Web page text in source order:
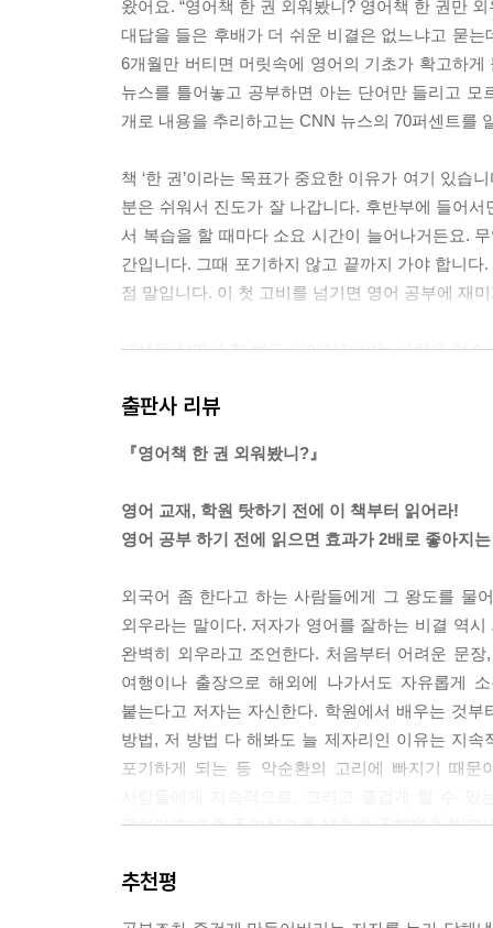
왔어요. “영어책 한 권 외워봤니? 영어책 한 권만
대답을 들은 후배가 더 쉬운 비결은 없느냐고 묻
6개월만 버티면 머릿속에 영어의 기초가 확고하
뉴스를 틀어놓고 공부하면 아는 단어만 들리고
개로 내용을 추리하고는 CNN 뉴스의 70퍼센트를
책 ‘한 권’이라는 목표가 중요한 이유가 여기 있습
분은 쉬워서 진도가 잘 나갑니다. 후반부에 들어
서 복습을 할 때마다 소요 시간이 늘어나거든요.
간입니다. 그때 포기하지 않고 끝까지 가야 합니
점 말입니다. 이 첫 고비를 넘기면 영어 공부에 재
인생을 살면서 한 번도 넘어지지 않는 사람은 없
는 않습니다. 그리고 사실 진짜 창피한 건, 창피당
책 한 권을 외우라고 하면 지레 겁을 먹습니다.
첫술에 배부를 수 없잖아요. 짧은 시간이라도 매일
쉽고 간단하지만, 꾸준히 반복하면 책 한 권을 외
집니다. 그 모든 시작이 ‘고작 한번 해봤을 뿐’인 겁
영어 암송 복습을 할 때, 교재를 보면서 하면 영어
하지만 이는 단기 기억을 인출한 것이지 장기 기
할 수 있어야 제대로 내 것이 됩니다. 나아가서,
래야 유창성 착각을 피할 수 있어요.
암송 공부를 할 땐, 책을 보지 말고 눈을 감고 문장
--- p.91
출판사 리뷰
『영어책 한 권 외워봤니?』
영어 교재, 학원 탓하기 전에 이 책부터 읽어라!
영어 공부 하기 전에 읽으면 효과가 2배로 좋아지
외국어 좀 한다고 하는 사람들에게 그 왕도를 물
외우라는 말이다. 저자가 영어를 잘하는 비결 역
완벽히 외우라고 조언한다. 처음부터 어려운 문
여행이나 출장으로 해외에 나가서도 자유롭게
붙는다고 저자는 자신한다. 학원에서 배우는 것
방법, 저 방법 다 해봐도 늘 제자리인 이유는 지
포기하게 되는 등 악순환의 고리에 빠지기 때
못하다(知之者 不如好之者 好之者 不如樂之者)”
추천평